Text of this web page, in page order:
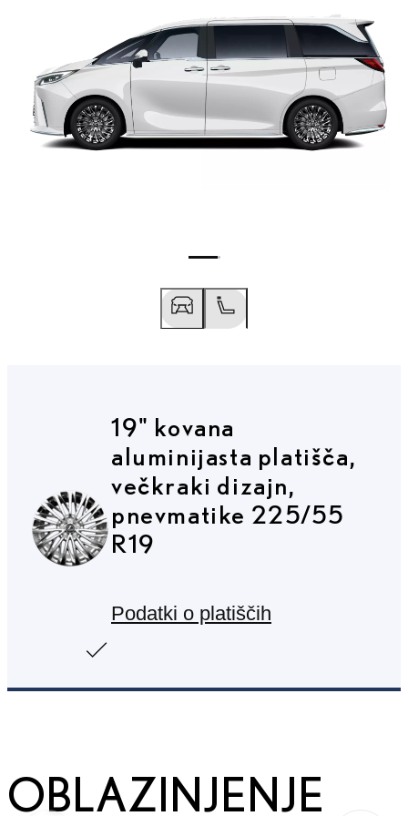
Prejšnja fotografijaNaslednja fotografija
19" kovana
aluminijasta platišča,
večkraki dizajn,
pnevmatike 225/55
R19
Podatki o platiščih
OBLAZINJENJE